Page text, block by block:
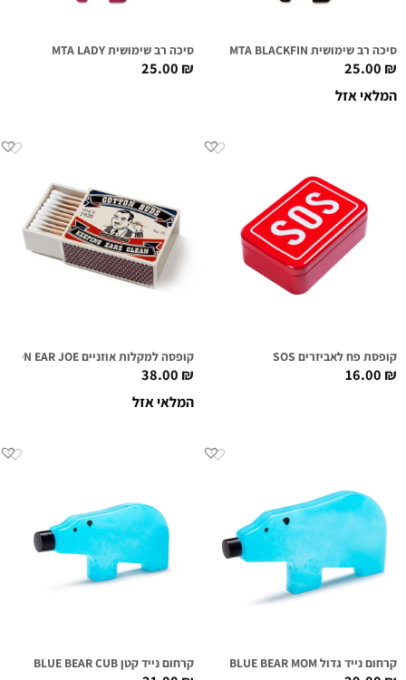
סיכה רב שימושית MTA BLACKFIN
25.00₪
המלאי אזל
סיכה רב שימושית MTA LADY
25.00₪
קופסת פח לאביזרים SOS
16.00₪
קופסה למקלות אוזניים COTTON EAR JOE
38.00₪
המלאי אזל
קרחום נייד גדול BLUE BEAR MOM קרחום נייד קטן BLUE BEAR CUB